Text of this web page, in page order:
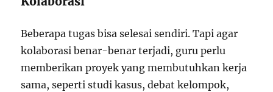
Beberapa tugas bisa selesai sendiri. Tapi agar
kolaborasi benar-benar terjadi, guru perlu
memberikan proyek yang membutuhkan kerja
sama, seperti studi kasus, debat kelompok,